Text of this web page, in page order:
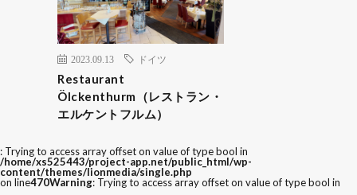
2023.09.13 ドイツ
Restaurant
Ölckenthurm（レストラン・
エルケントフルム）
: Trying to access array offset on value of type bool in
/home/xs525443/project-app.net/public_html/wp-
content/themes/lionmedia/single.php
on line470Warning: Trying to access array offset on value of type bool in